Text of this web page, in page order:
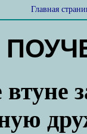
Главная